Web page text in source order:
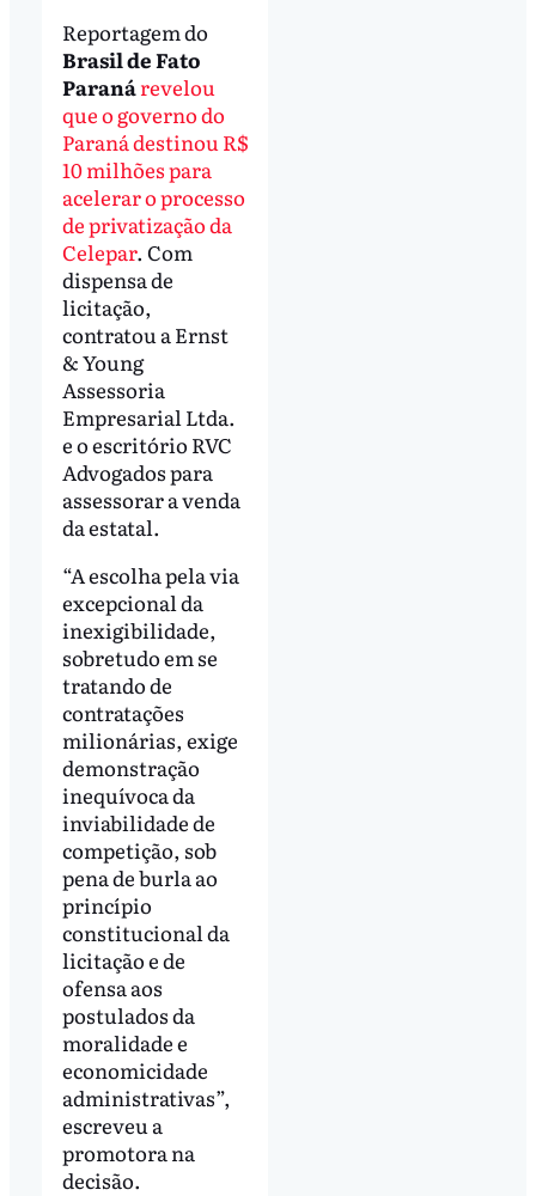
Reportagem do
Brasil de Fato
Paranárevelou
que o governo do
Paraná destinou R$
10 milhões para
acelerar o processo
de privatização da
Celepar. Com
dispensa de
licitação,
contratou a Ernst
& Young
Assessoria
Empresarial Ltda.
e o escritório RVC
Advogados para
assessorar a venda
da estatal.
“A escolha pela via
excepcional da
inexigibilidade,
sobretudo em se
tratando de
contratações
milionárias, exige
demonstração
inequívoca da
inviabilidade de
competição, sob
pena de burla ao
princípio
constitucional da
licitação e de
ofensa aos
postulados da
moralidade e
economicidade
administrativas”,
escreveu a
promotora na
decisão.